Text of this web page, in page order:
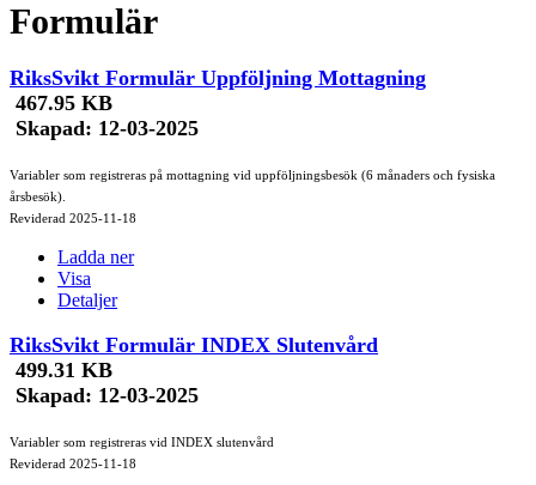
Formulär
RiksSvikt Formulär Uppföljning Mottagning
467.95 KB
Skapad: 12-03-2025
Variabler som registreras på mottagning vid uppföljningsbesök (6 månaders och fysiska
årsbesök).
Reviderad 2025-11-18
Ladda ner
Visa
Detaljer
RiksSvikt Formulär INDEX Slutenvård
499.31 KB
Skapad: 12-03-2025
Variabler som registreras vid INDEX slutenvård
Reviderad 2025-11-18